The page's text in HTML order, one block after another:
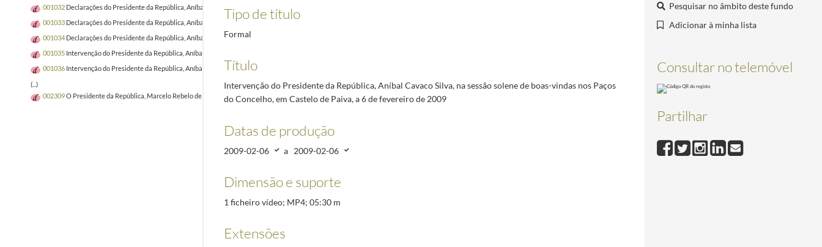
001032 Declarações do Presidente da República, Aníbal Cavaco Silva, à margem da inauguração do núcleo sede do Museu de Sines e Casa Vasco da Gama, no Castelo de Sines, a 24 novembro 2008
2008-11-24/2008-11-24
001033 Declarações do Presidente da República, Aníbal Cavaco Silva, à margem da inauguração da sede da União das Misericórdias Portuguesas, Lisboa, a 25 novembro 2008
001034 Declarações do Presidente da República, Aníbal Cavaco Silva, aos jornalistas após a inauguração do CAT, em Oliveira do Arda, freguesia de Raiva, Castelo de Paiva, a 6 de fevereiro de 2009
001035 Intervenção do Presidente da República, Aníbal Cavaco Silva, no final do almoço da EPIS – Empresários pela Inclusão Social, no Lapa Palace, Lisboa, a 25 novembro 2008
001036 Intervenção do Presidente da República, Aníbal Cavaco Silva, na Sessão Solene do Dia da Cidade da Guarda, a 27 novembro 2008
(...)
002309O Presidente da República, Marcelo Rebelo de Sousa, na reunião do Conselho de Estado com a participação da Presidente da Comissão Europeia, Ursula von der Leyen, no Palácio da Cidadela de Cascais, a 29 setembro de 2020
Pesquisar no âmbito deste fundo
Adicionar à minha lista
Consultar no telemóvel
Partilhar
Tipo de título
Formal
Título
Intervenção do Presidente da República, Aníbal Cavaco Silva, na sessão solene de boas-vindas nos Paços
do Concelho, em Castelo de Paiva, a 6 de fevereiro de 2009
Datas de produção
2009-02-06 a 2009-02-06
Dimensão e suporte
1 ficheiro vídeo; MP4; 05:30 m
Extensões